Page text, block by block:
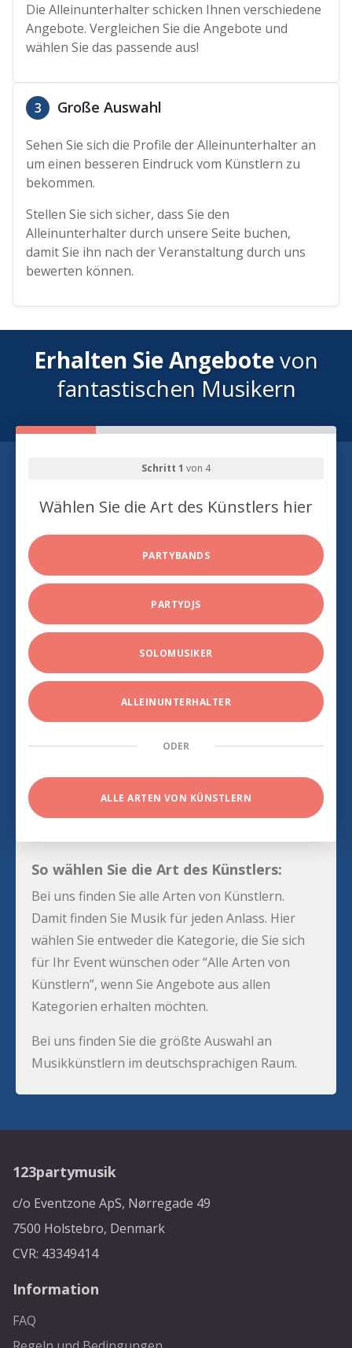
Die Alleinunterhalter schicken Ihnen verschiedene
Angebote. Vergleichen Sie die Angebote und
wählen Sie das passende aus!
3 Große Auswahl
Sehen Sie sich die Profile der Alleinunterhalter an
um einen besseren Eindruck vom Künstlern zu
bekommen.
Stellen Sie sich sicher, dass Sie den
Alleinunterhalter durch unsere Seite buchen,
damit Sie ihn nach der Veranstaltung durch uns
bewerten können.
Erhalten Sie Angebotevon
fantastischen Musikern
Schritt 1 von 4
Wählen Sie die Art des Künstlers hier
PARTYBANDS
PARTYDJS
SOLOMUSIKER
ALLEINUNTERHALTER
ODER
ALLE ARTEN VON KÜNSTLERN
So wählen Sie die Art des Künstlers:
Bei uns finden Sie alle Arten von Künstlern.
Damit finden Sie Musik für jeden Anlass. Hier
wählen Sie entweder die Kategorie, die Sie sich
für Ihr Event wünschen oder “Alle Arten von
Künstlern”, wenn Sie Angebote aus allen
Kategorien erhalten möchten.
Bei uns finden Sie die größte Auswahl an
Musikkünstlern im deutschsprachigen Raum.
123partymusik
c/o Eventzone ApS, Nørregade 49
7500 Holstebro, Denmark
CVR: 43349414
Information
FAQ